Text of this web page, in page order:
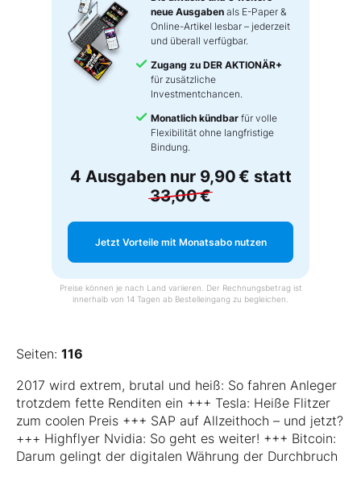
neue Ausgaben als E-Paper &
Online-Artikel lesbar – jederzeit
und überall verfügbar.
Zugang zu DER AKTIONÄR+
für zusätzliche
Investmentchancen.
Monatlich kündbar für volle
Flexibilität ohne langfristige
Bindung.
4 Ausgaben nur 9,90 € statt
33,00 €
Jetzt Vorteile mit Monatsabo nutzen
Preise können je nach Land variieren. Der Rechnungsbetrag ist
innerhalb von 14 Tagen ab Bestelleingang zu begleichen.
Seiten: 116
2017 wird extrem, brutal und heiß: So fahren Anleger
trotzdem fette Renditen ein +++ Tesla: Heiße Flitzer
zum coolen Preis +++ SAP auf Allzeithoch – und jetzt?
+++ Highflyer Nvidia: So geht es weiter! +++ Bitcoin:
Darum gelingt der digitalen Währung der Durchbruch